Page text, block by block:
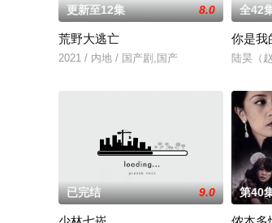
更新至12集 8.0
荒野大逃亡
2021 / 内地 / 国产剧,国产
全42
你是我
陆昊（
已完结 9.0 第40